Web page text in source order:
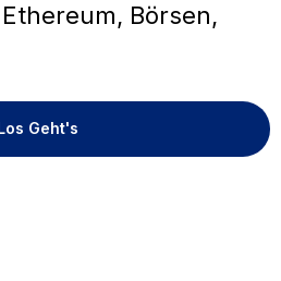
Börsen,
Geht's